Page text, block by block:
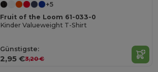
+5
Fruit of the Loom 61-033-0
Kinder Valueweight T-Shirt
Günstigste:
2,95 €3,20 €